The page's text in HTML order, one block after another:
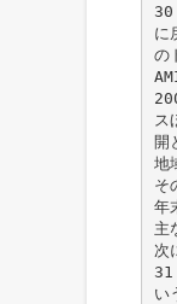
30
に
の
ス
開
地
そ
年
主
次
31
い